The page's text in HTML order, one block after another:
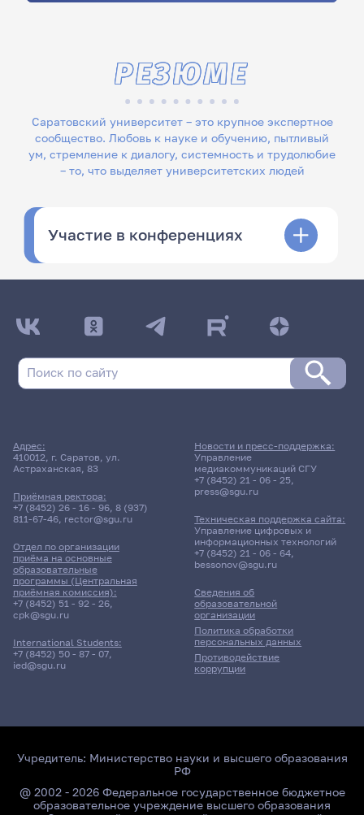
Саратовский университет – это крупное экспертное
сообщество. Любовь к науке и обучению, пытливый
ум, стремление к диалогу, системность и трудолюбие
– то, что выделяет университетских людей
РЕЗЮМЕ
Участие в конференциях
Адрес:
410012, г. Саратов, ул.
Астраханская, 83
Приёмная ректора:
+7 (8452) 26 - 16 - 96, 8 (937)
811-67-46, rector@sgu.ru
Отдел по организации
приёма на основные
образовательные
программы (Центральная
приёмная комиссия):
+7 (8452) 51 - 92 - 26,
cpk@sgu.ru
International Students:
+7 (8452) 50 - 87 - 07,
ied@sgu.ru
Сведения об
образовательной
организации
Политика обработки
персональных данных
Противодействие
коррупции
Новости и пресс-поддержка:
Управление
медиакоммуникаций СГУ
+7 (8452) 21 - 06 - 25,
press@sgu.ru
Техническая поддержка сайта:
Управление цифровых и
информационных технологий
+7 (8452) 21 - 06 - 64,
bessonov@sgu.ru
Учредитель: Министерство науки и высшего образования
РФ
@ 2002 - 2026 Федеральное государственное бюджетное
образовательное учреждение высшего образования